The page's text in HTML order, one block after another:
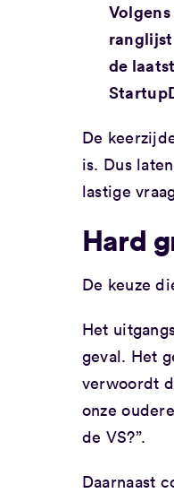
de
De
is. Dus
lastige
Hard
De keuze
Het
geval. Het
verwoordt
onze
de VS?”.
Daarnaast